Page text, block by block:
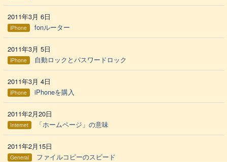
2011年3月 6日
iPhone fonルーター
2011年3月 5日
iPhone 自動ロックとパスワードロック
2011年3月 4日
iPhone iPhoneを購入
2011年2月20日
Internet 「ホームページ」の意味
2011年2月15日
General ファイルコピーのスピード